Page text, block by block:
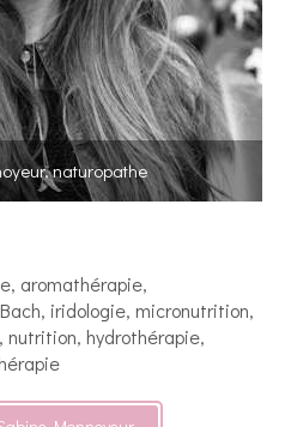
naturopathe
aromathérapie,
iridologie, micronutrition,
hydrothérapie,